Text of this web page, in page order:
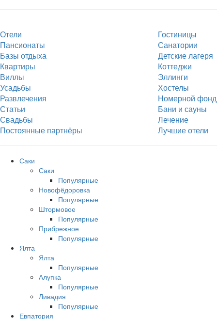
Отели
Гостиницы
Пансионаты
Санатории
Базы отдыха
Детские лагеря
Квартиры
Коттеджи
Виллы
Эллинги
Усадьбы
Хостелы
Развлечения
Номерной фонд
Статьи
Бани и сауны
Свадьбы
Лечение
Постоянные партнёры
Лучшие отели
Саки
Саки
Популярные
Новофёдоровка
Популярные
Штормовое
Популярные
Прибрежное
Популярные
Ялта
Ялта
Популярные
Алупка
Популярные
Ливадия
Популярные
Евпатория